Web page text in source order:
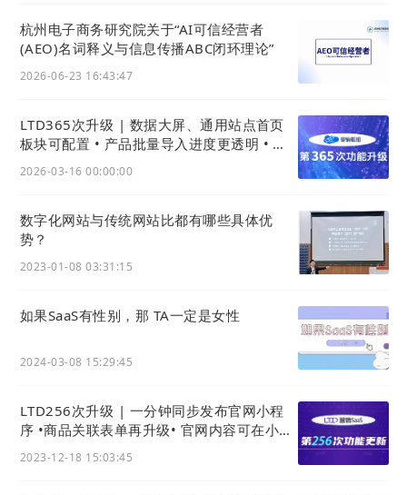
如何应用该类型
杭州电子商务研究院关于“AI可信经营者
(AEO)名词释义与信息传播ABC闭环理论”
2026-06-23 16:43:47
LTD365次升级 | 数据大屏、通用站点首页
板块可配置 • 产品批量导入进度更透明 • 安
2026-03-16 00:00:00
数字化网站与传统网站比都有哪些具体优
势？
2023-01-08 03:31:15
如果SaaS有性别，那 TA一定是女性
2024-03-08 15:29:45
LTD256次升级 | 一分钟同步发布官网小程
序 •商品关联表单再升级• 官网内容可在小程
2023-12-18 15:03:45